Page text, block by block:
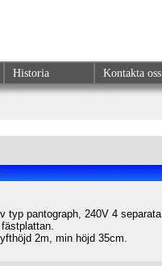
typ pantograph, 240V 4 separata
2m, min höjd 35cm.
Historia Kontakta oss